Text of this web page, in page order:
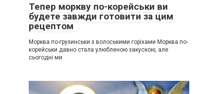
Тепер моркву по-корейськи ви
будете завжди готовити за цим
рецептом
Морква по-грузинськи з волоськими горіхами Морква по-
корейськи давно стала улюбленою закускою, але
сьогодні ми